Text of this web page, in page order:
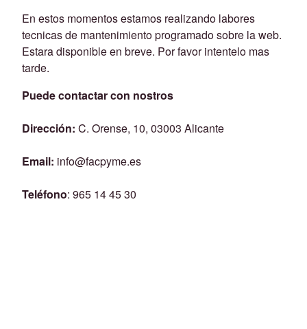
En estos momentos estamos realizando labores
tecnicas de mantenimiento programado sobre la web.
Estara disponible en breve. Por favor intentelo mas
tarde.
Puede contactar con nostros
Dirección: C. Orense, 10, 03003 Alicante
Email: info@facpyme.es
Teléfono: 965 14 45 30